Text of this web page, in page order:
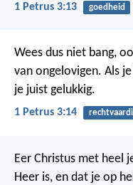
1 Petrus 3:13 goedheid
Wees dus niet bang,
van ongelovigen. Als
je juist gelukkig.
1 Petrus 3:14
Eer Christus met heel
Heer is, en dat je op